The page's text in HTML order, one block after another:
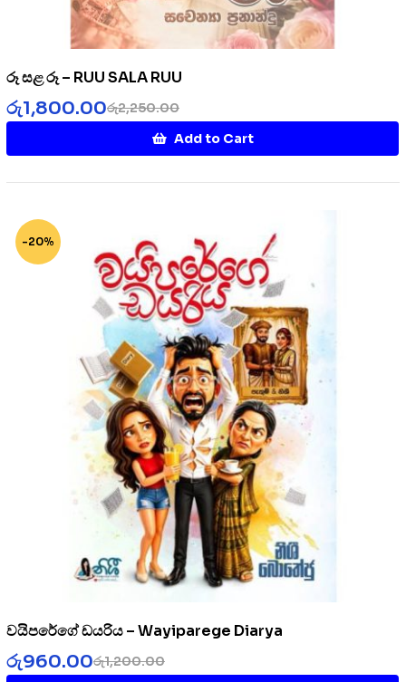
රූ සළ රූ – RUU SALA RUU
රු2,250.00
රු1,800.00
Add to Cart
-20%
වයිපරේගේ ඩයරිය – Wayiparege Diarya
රු1,200.00
රු960.00